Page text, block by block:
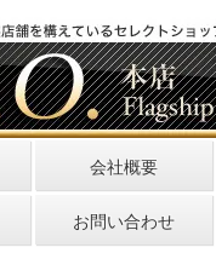
会社概要
お問い合わせ